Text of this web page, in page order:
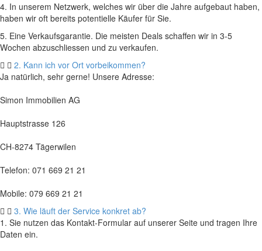
4. In unserem Netzwerk, welches wir über die Jahre aufgebaut haben,
haben wir oft bereits potentielle Käufer für Sie.
5. Eine Verkaufsgarantie. Die meisten Deals schaffen wir in 3-5
Wochen abzuschliessen und zu verkaufen.
2. Kann ich vor Ort vorbeikommen?
Ja natürlich, sehr gerne! Unsere Adresse:
Simon Immobilien AG
Hauptstrasse 126
CH-8274 Tägerwilen
Telefon: 071 669 21 21
Mobile: 079 669 21 21
3. Wie läuft der Service konkret ab?
1. Sie nutzen das Kontakt-Formular auf unserer Seite und tragen Ihre
Daten ein.